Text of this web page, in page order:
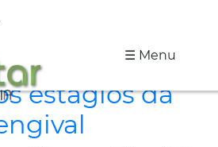
☰ Menu
estágios da